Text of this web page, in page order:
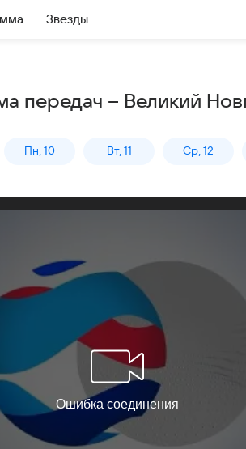
Звезды
передач – Великий
Пн, 10 Вт, 11 Ср, 12